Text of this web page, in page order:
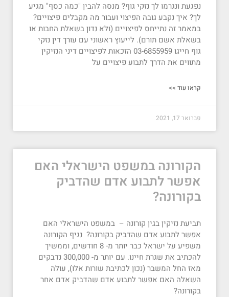
נפגעת ונגרמו לך נזקי גוף? מנסה להבין "כמה כסף" מגיע
לך? איך נקבע גובה הפיצוי ועבור מה מקבלים פיצויים?
במאמר זה נתייחס לפיצויים (ולא נדון בשאלת החבות או
בשאלת אשם תורם). לייעוץ ראשוני עם עורך דין נזקי
גוף חייגו 03-6855959 הזכאות לפיצויים דיני הנזיקין
מתווים את הדרך לתבוע פיצויים על
קראו עוד >>
פברואר 17, 2021
הקורונה במשפט הישראלי האם
אפשר לתבוע אדם שהדביק
בקורונה?
תביעת נזיקין בגין קורונה – במשפט הישראלי האם
אפשר לתבוע אדם שהדביק בקורונה? נגיף הקורונה
משפיע על ישראל כבר יותר מ- 8 חודשים, וממשיך
להכתיב את שגרת חיינו. עם יותר מ- 300,000 נדבקים
מאז החל המשבר (נכון לכתיבת שורות אלו), עולה
השאלה האם אפשר לתבוע אדם שהדביק אדם אחר
בקורונה?